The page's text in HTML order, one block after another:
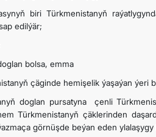
biri Türkmenistanyň
edilýär;
bolsa, emma
çäginde hemişelik ýaşaýan ýeri
doglan pursatyna çenli
Türkmenistanyň çäklerinden
görnüşde beýan eden